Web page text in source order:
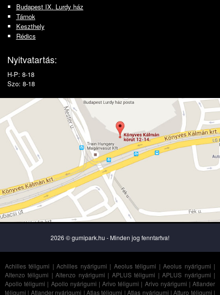
Budapest IX. Lurdy ház
Tárnok
Keszthely
Rédics
Nyitvatartás:
H-P: 8-18
Szo: 8-18
2026 © gumipark.hu - Minden jog fenntartva!
Achilles téligumi |Achilles nyárigumi | Aeolus téligumi |Aeolus nyárigumi |
Altenzo téligumi |Altenzo nyárigumi | APLUS téligumi |APLUS nyárigumi |
Apollo téligumi | Apollo nyárigumi |Arivo téligumi | Arivo nyárigumi |Atlander
téligumi | Atlander nyárigumi | Atlas téligumi |Atlas nyárigumi |Atturo téligumi |